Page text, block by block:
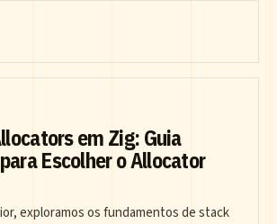
em Zig: Guia
Escolher o Allocator
exploramos os fundamentos de stack